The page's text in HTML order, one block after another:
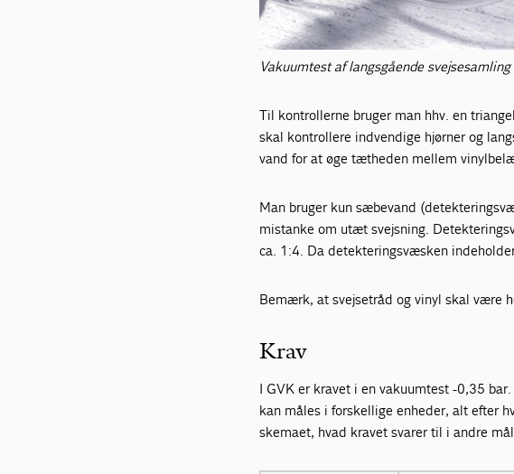
Vakuumtest af langsgående
Til kontrollerne bruger man hhv. en
skal kontrollere indvendige hjørner og
vand for at øge tætheden mellem
Man bruger kun sæbevand
mistanke om utæt svejsning.
ca. 1:4. Da detekteringsvæsken
Bemærk, at svejsetråd og vinyl skal være
Krav
I GVK er kravet i en vakuumtest -0,35
kan måles i forskellige enheder, alt efter
skemaet, hvad kravet svarer til i andre